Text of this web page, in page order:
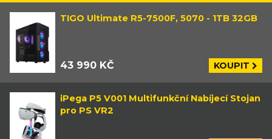
TIGO Ultimate R5-7500F, 5070 - 1TB 32GB
43 990 KČ KOUPIT
iPega P5 V001 Multifunkční Nabíjecí Stojan
pro PS VR2